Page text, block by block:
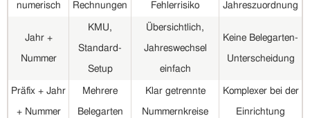
numerisch Rechnungen Fehlerrisiko Jahreszuordnung
Jahr +
Nummer
KMU,
Standard-
Setup
Übersichtlich,
Jahreswechsel
einfach
Keine Belegarten-
Unterscheidung
Präfix + Jahr
+ Nummer
Mehrere
Belegarten
Klar getrennte
Nummernkreise
Komplexer bei der
Einrichtung